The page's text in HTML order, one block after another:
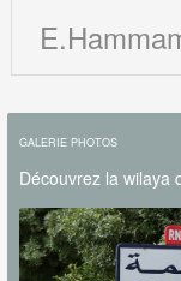
GALERIE PHOTOS
Découvrez la wilaya